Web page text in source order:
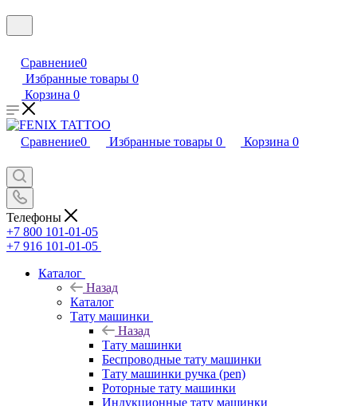
Сравнение0
Избранные товары 0
Корзина 0
Сравнение0 Избранные товары 0 Корзина 0
Телефоны
+7 800 101-01-05
+7 916 101-01-05
Каталог
Назад
Каталог
Тату машинки
Назад
Тату машинки
Беспроводные тату машинки
Тату машинки ручка (pen)
Роторные тату машинки
Индукционные тату машинки